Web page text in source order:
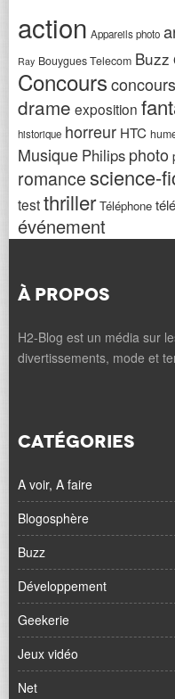
action Appareils photo
Ray Bouygues Telecom Buzz
Concours
drame exposition
historique horreur HTC
Musique Philips photo
romancescience-
testthriller Téléphone
événement
À PROPOS
H2-Blog est un média sur
divertissements, mode et
CATÉGORIES
A voir, A faire
Blogosphère
Buzz
Développement
Geekerie
Jeux vidéo
Net